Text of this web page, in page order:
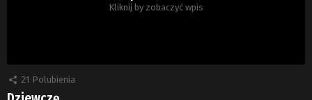
Kliknij by zobaczyć wpis
21 Polubienia